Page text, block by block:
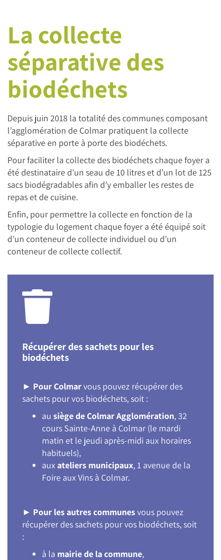
La collecte
séparative des
biodéchets
Depuis juin 2018 la totalité des communes composant
l’agglomération de Colmar pratiquent la collecte
séparative en porte à porte des biodéchets.
Pour faciliter la collecte des biodéchets chaque foyer a
été destinataire d’un seau de 10 litres et d’un lot de 125
sacs biodégradables afin d’y emballer les restes de
repas et de cuisine.
Enfin, pour permettre la collecte en fonction de la
typologie du logement chaque foyer a été équipé soit
d’un conteneur de collecte individuel ou d’un
conteneur de collecte collectif.
Récupérer des sachets pour les
biodéchets
► Pour Colmarvous pouvez récupérer des
sachets pour vos biodéchets, soit :
au siège de Colmar Agglomération, 32
cours Sainte-Anne à Colmar (le mardi
matin et le jeudi après-midi aux horaires
habituels),
auxateliers municipaux, 1 avenue de la
Foire aux Vins à Colmar.
► Pour les autres communesvous pouvez
récupérer des sachets pour vos biodéchets, soit
:
à la mairie de la commune,